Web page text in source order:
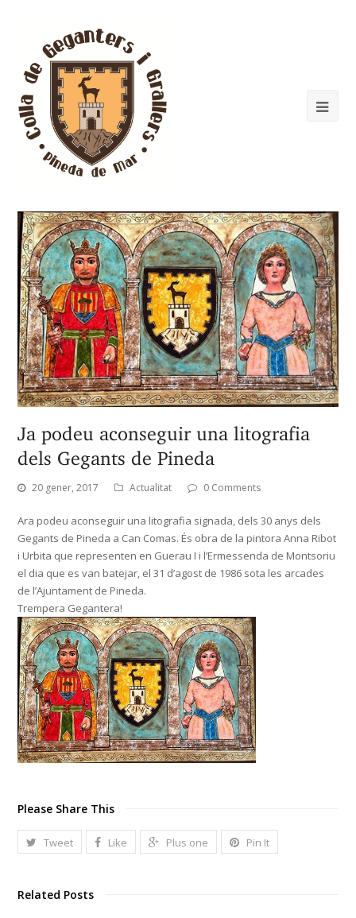
Ja podeu aconseguir una litografia
dels Gegants de Pineda
20 gener, 2017 Actualitat 0 Comments
Ara podeu aconseguir una litografia signada, dels 30 anys dels
Gegants de Pineda a Can Comas. És obra de la pintora Anna Ribot
i Urbita que representen en Guerau I i l’Ermessenda de Montsoriu
el dia que es van batejar, el 31 d’agost de 1986 sota les arcades
de l’Ajuntament de Pineda.
Trempera Gegantera!
Please Share This
Tweet Like Plus one Pin It
Related Posts